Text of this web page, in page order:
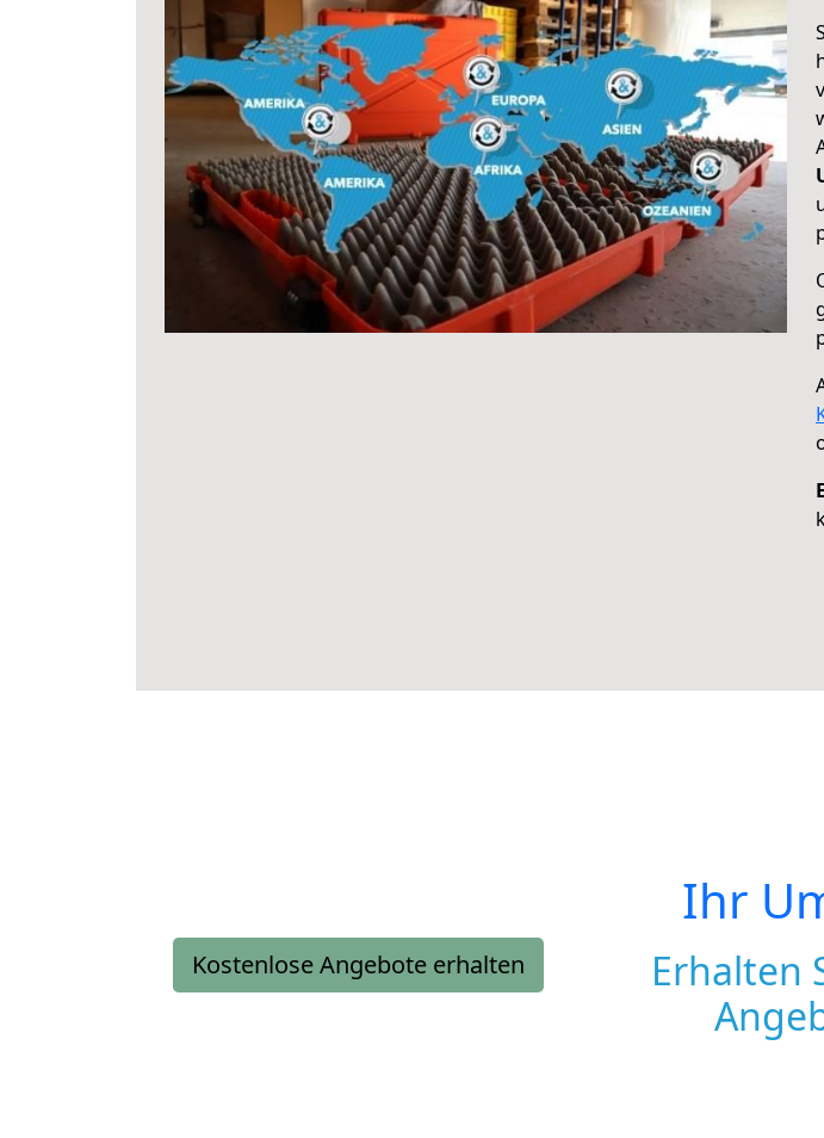
Kostenlose Angebote erhalten
Ihr
Erhalten